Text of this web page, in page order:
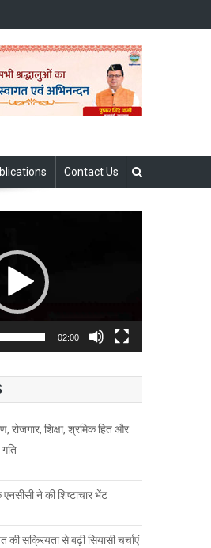
Contact Us
02:00
रोजगार, शिक्षा, श्रमिक हित और
ने की शिष्टाचार भेंट
की सक्रियता से बढ़ी सियासी चर्चाएं